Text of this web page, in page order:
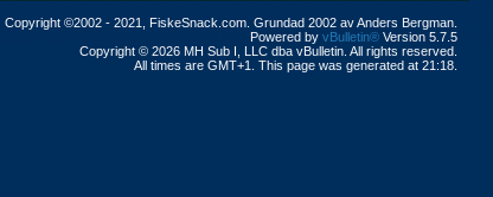
Copyright ©2002 - 2021, FiskeSnack.com. Grundad 2002 av Anders Bergman.
Powered by vBulletin® Version 5.7.5
Copyright © 2026 MH Sub I, LLC dba vBulletin. All rights reserved.
All times are GMT+1. This page was generated at 21:18.